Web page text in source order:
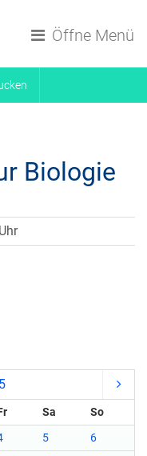
Öffne Menü
Biologie
Sa
So
5
6